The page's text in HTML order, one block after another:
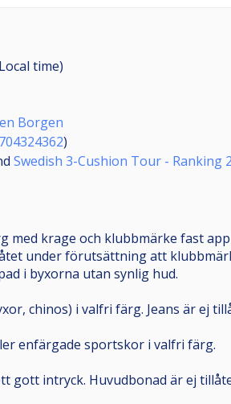
time)
Borgen
)
Swedish 3-Cushion Tour - Ranking
krage och klubbmärke fast
under förutsättning att
i byxorna utan synlig hud.
chinos) i valfri färg. Jeans är ej
enfärgade sportskor i valfri färg.
gott intryck. Huvudbonad är ej